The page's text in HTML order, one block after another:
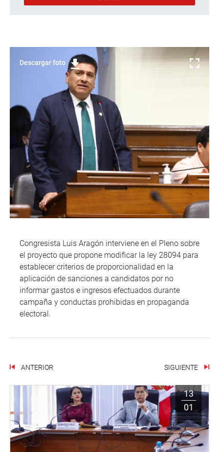
Descargar foto
Congresista Luis Aragón interviene en el Pleno sobre
el proyecto que propone modificar la ley 28094 para
establecer criterios de proporcionalidad en la
aplicación de sanciones a candidatos por no
informar gastos e ingresos efectuados durante
campaña y conductas prohibidas en propaganda
electoral.
ANTERIOR SIGUIENTE
13
01